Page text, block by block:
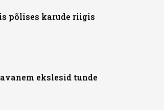
põlises karude riigis
ekslesid tunde